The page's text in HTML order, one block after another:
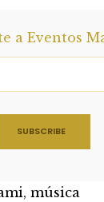
a Eventos
, música